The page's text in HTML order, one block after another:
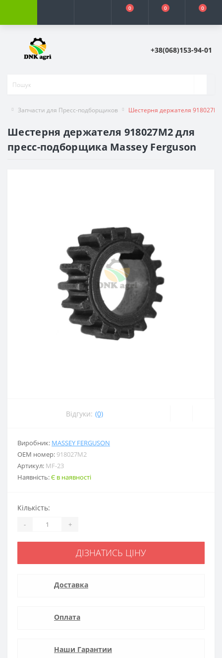
0 0 0
+38(068)153-94-01
Запчасти для Пресс-подборщиков Шестерня держателя
Шестерня держателя 918027M2 для
пресс-подборщика Massey Ferguson
Відгуки: (0)
Виробник: MASSEY FERGUSON
ОЕМ номер: 918027M2
Артикул: MF-23
Наявність:Є в наявності
Кількість:
- +
ДІЗНАТИСЬ ЦІНУ
Доставка
Оплата
Наши Гарантии